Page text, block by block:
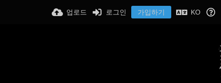
업로드 로그인 가입하기 KO